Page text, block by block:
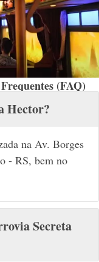
(FAQ)
Hector?
na Av. Borges
- RS, bem no
Secreta